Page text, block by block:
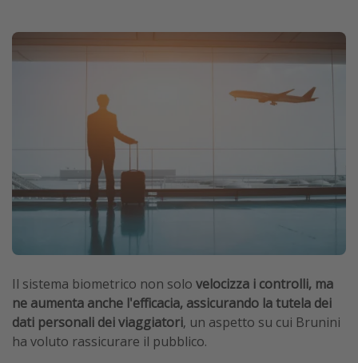
Il sistema biometrico non solo velocizza i controlli, ma
ne aumenta anche l'efficacia, assicurando la tutela dei
dati personali dei viaggiatori, un aspetto su cui Brunini
ha voluto rassicurare il pubblico.